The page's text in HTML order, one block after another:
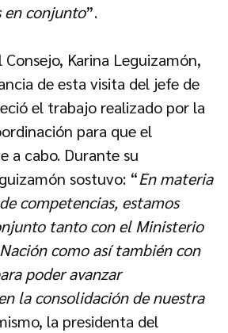
en conjunto”.
Karina Leguizamón,
de esta visita del jefe de
el trabajo realizado por la
para que el
a cabo. Durante su
sostuvo: “En materia
competencias, estamos
tanto con el Ministerio
como así también con
poder avanzar
la consolidación de nuestra
la presidenta del